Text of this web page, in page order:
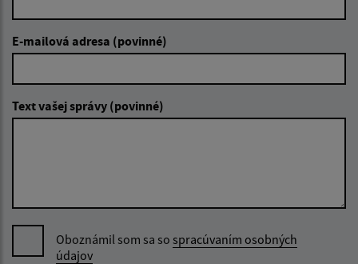
E-mailová adresa (povinné)
Text vašej správy (povinné)
Oboznámil som sa so spracúvaním osobných
údajov